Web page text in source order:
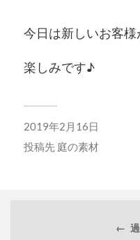
今日は新しいお客
楽しみです♪
2019年2月16日
投稿先 庭の素材
← 過